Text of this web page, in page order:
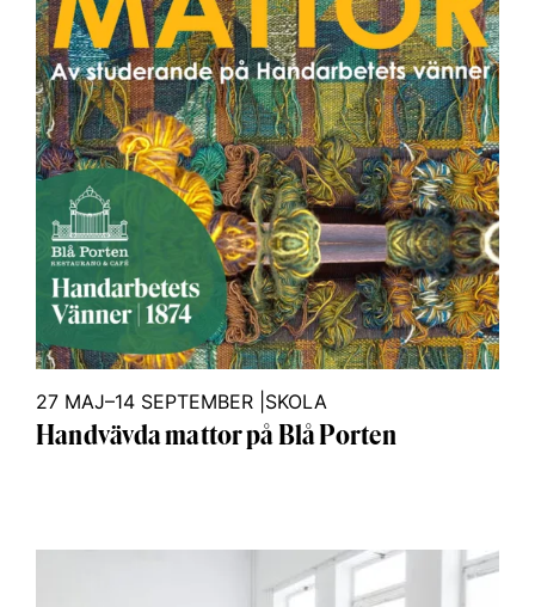
27 MAJ–14 SEPTEMBER SKOLA
Handvävda mattor på Blå Porten